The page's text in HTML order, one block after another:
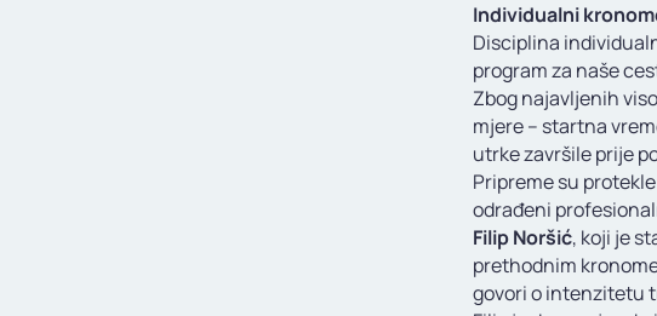
Individualni
Disciplina
program za naše
Zbog najavljenih
mjere – startna
utrke završile prije
Pripreme su
odrađeni
Filip Noršić, koji je
prethodnim
govori o intenzitetu